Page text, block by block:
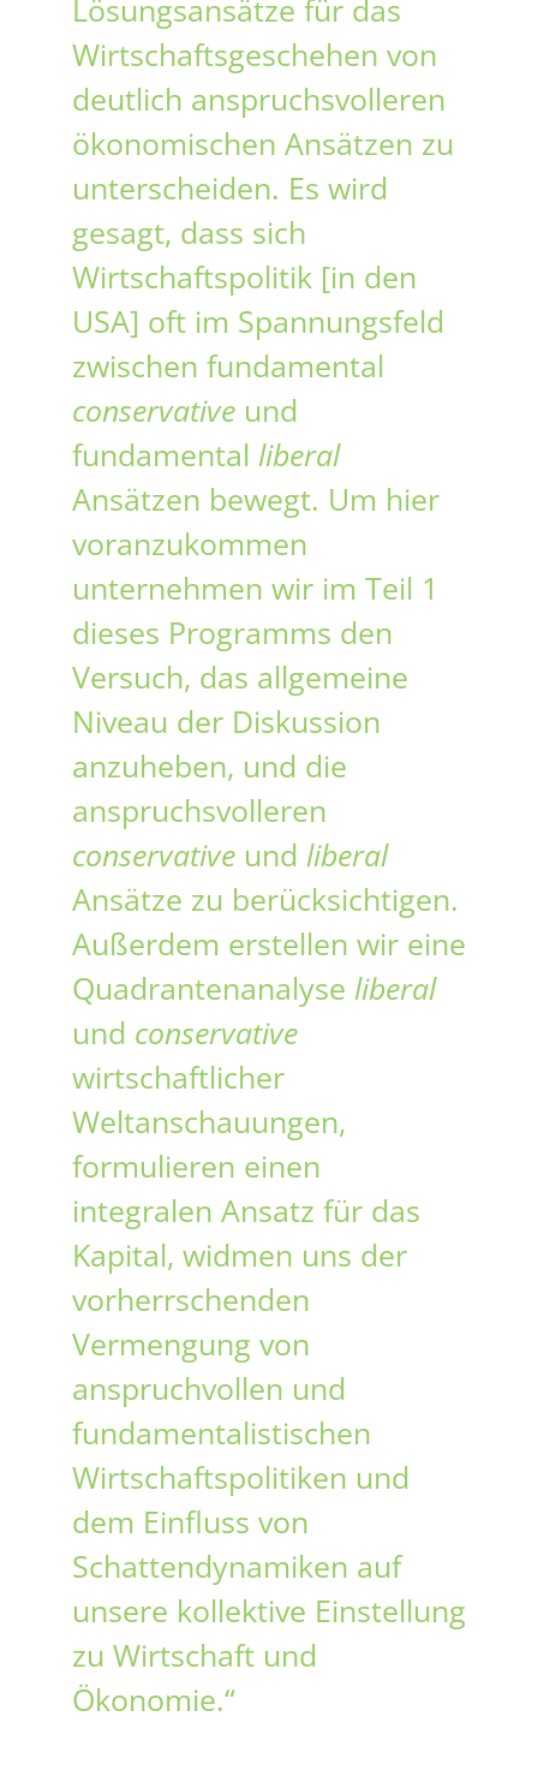
Lösungsansätze für das
Wirtschaftsgeschehen von
deutlich anspruchsvolleren
ökonomischen Ansätzen zu
unterscheiden. Es wird
gesagt, dass sich
Wirtschaftspolitik [in den
USA] oft im Spannungsfeld
zwischen fundamental
conservative und
fundamental liberal
Ansätzen bewegt. Um hier
voranzukommen
unternehmen wir im Teil 1
dieses Programms den
Versuch, das allgemeine
Niveau der Diskussion
anzuheben, und die
anspruchsvolleren
conservative und liberal
Ansätze zu berücksichtigen.
Außerdem erstellen wir eine
Quadrantenanalyse liberal
und conservative
wirtschaftlicher
Weltanschauungen,
formulieren einen
integralen Ansatz für das
Kapital, widmen uns der
vorherrschenden
Vermengung von
anspruchvollen und
fundamentalistischen
Wirtschaftspolitiken und
dem Einfluss von
Schattendynamiken auf
unsere kollektive Einstellung
zu Wirtschaft und
Ökonomie.“